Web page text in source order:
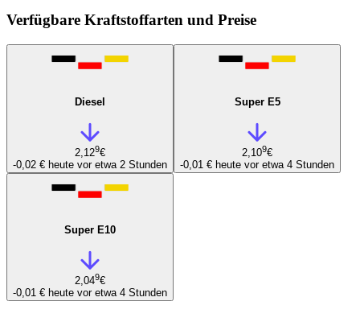
Verfügbare Kraftstoffarten und Preise
Diesel
2,129€
-0,02 € heute vor etwa 2 Stunden
Super E5
2,109€
-0,01 € heute vor etwa 4 Stunden
Super E10
2,049€
-0,01 € heute vor etwa 4 Stunden